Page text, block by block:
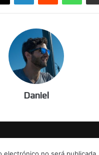
Daniel